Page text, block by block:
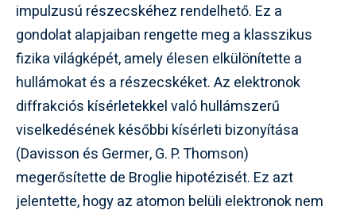
impulzusú részecskéhez rendelhető. Ez a
gondolat alapjaiban rengette meg a klasszikus
fizika világképét, amely élesen elkülönítette a
hullámokat és a részecskéket. Az elektronok
diffrakciós kísérletekkel való hullámszerű
viselkedésének későbbi kísérleti bizonyítása
(Davisson és Germer, G. P. Thomson)
megerősítette de Broglie hipotézisét. Ez azt
jelentette, hogy az atomon belüli elektronok nem